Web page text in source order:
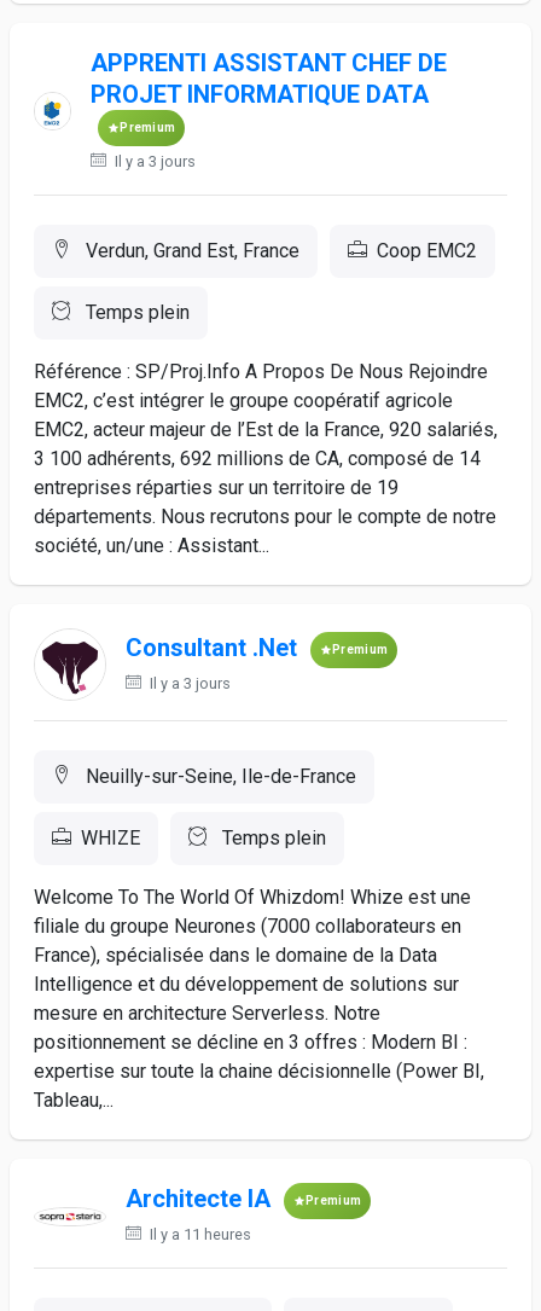
APPRENTI ASSISTANT CHEF DE
PROJET INFORMATIQUE DATA
Premium
Il y a 3 jours
Verdun, Grand Est, France Coop EMC2
Temps plein
Référence : SP/Proj.Info A Propos De Nous Rejoindre
EMC2, c’est intégrer le groupe coopératif agricole
EMC2, acteur majeur de l’Est de la France, 920 salariés,
3 100 adhérents, 692 millions de CA, composé de 14
entreprises réparties sur un territoire de 19
départements. Nous recrutons pour le compte de notre
société, un/une : Assistant...
Consultant .Net Premium
Il y a 3 jours
Neuilly-sur-Seine, Ile-de-France
WHIZE Temps plein
Welcome To The World Of Whizdom! Whize est une
filiale du groupe Neurones (7000 collaborateurs en
France), spécialisée dans le domaine de la Data
Intelligence et du développement de solutions sur
mesure en architecture Serverless. Notre
positionnement se décline en 3 offres : Modern BI :
expertise sur toute la chaine décisionnelle (Power BI,
Tableau,...
Architecte IA Premium
Il y a 11 heures